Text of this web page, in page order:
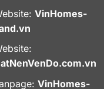
VinHomes-
VinHomes-